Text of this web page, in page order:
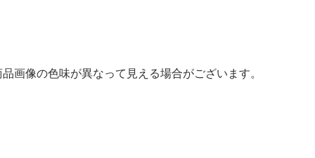
画像の色味が異なって見える場合がございます。